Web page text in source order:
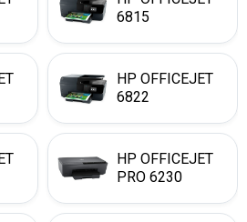
6815
HP OFFICEJET
6822
HP OFFICEJET
PRO 6230